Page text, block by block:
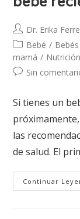
Dr. Erika
Bebé / Bebés
mamá / Nutrición
Sin
Si tienes un
las
de salud. El
Continuar